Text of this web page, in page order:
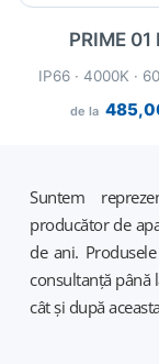
PRIME 01
de la
IP66 · 4000K ·
Suntem
producător de
de ani.
consultanță până
cât și după